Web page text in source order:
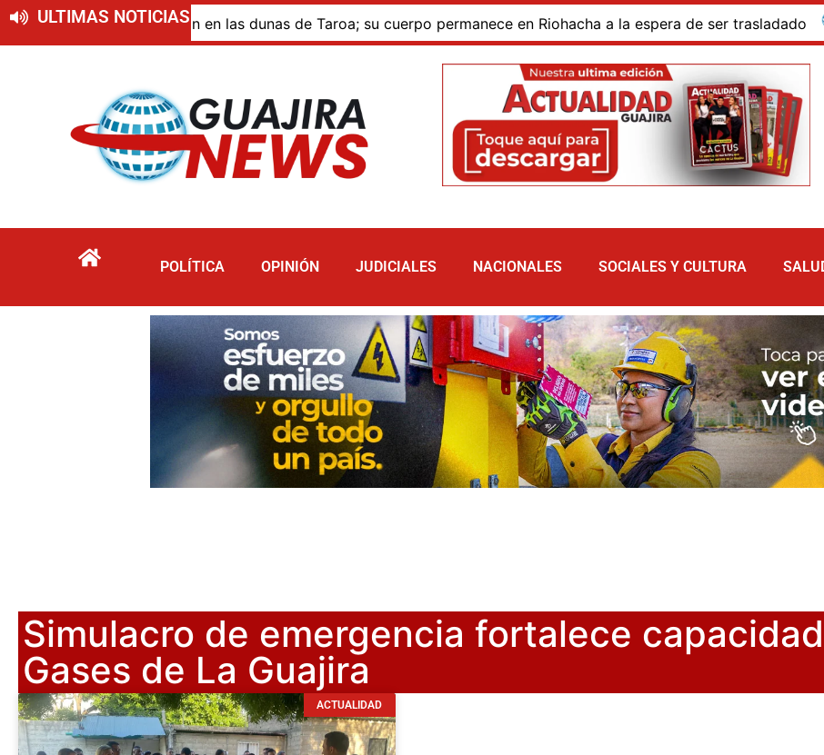
ULTIMAS NOTICIAS
por inmersión en las dunas de Taroa; su cuerpo permanece en Riohacha a la espera de ser trasladado
POLÍTICA OPINIÓN JUDICIALES NACIONALES SOCIALES Y CULTURA
Simulacro de emergencia fortalece
Gases de La Guajira
ACTUALIDAD